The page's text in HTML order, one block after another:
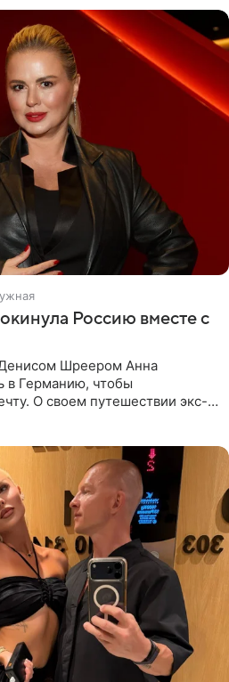
Россию вместе с
Шреером Анна
в Германию, чтобы
О своем путешествии экс-